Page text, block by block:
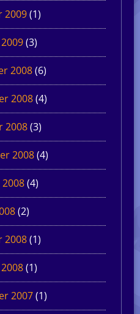
2009(1)
(3)
2008(6)
2008(4)
2008(3)
2008(4)
(4)
(2)
2008(1)
(1)
2007(1)